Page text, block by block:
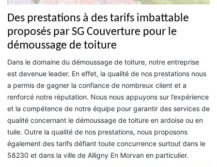
Des prestations à des tarifs imbattable
proposés par SG Couverture pour le
démoussage de toiture
Dans le domaine du démoussage de toiture, notre entreprise
est devenue leader. En effet, la qualité de nos prestations nous
a permis de gagner la confiance de nombreux client et a
renforcé notre réputation. Nous nous appuyons sur l’expérience
et la compétence de notre équipe pour garantir des services de
qualité concernant le démoussage de toiture en ardoise ou en
tuile. Outre la qualité de nos prestations, nous proposons
également des tarifs défiant toute concurrence surtout dans le
58230 et dans la ville de Alligny En Morvan en particulier.